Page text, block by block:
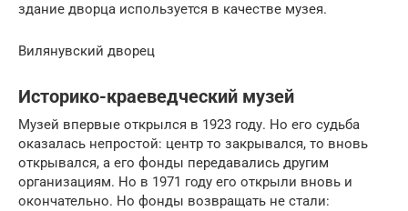
здание дворца используется в качестве музея.
Вилянувский дворец
Историко-краеведческий музей
Музей впервые открылся в 1923 году. Но его судьба
оказалась непростой: центр то закрывался, то вновь
открывался, а его фонды передавались другим
организациям. Но в 1971 году его открыли вновь и
окончательно. Но фонды возвращать не стали: